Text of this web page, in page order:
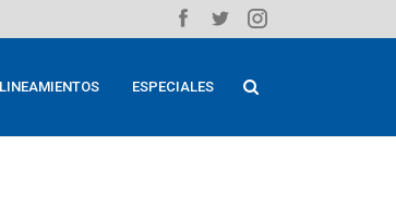
ESPECIALES